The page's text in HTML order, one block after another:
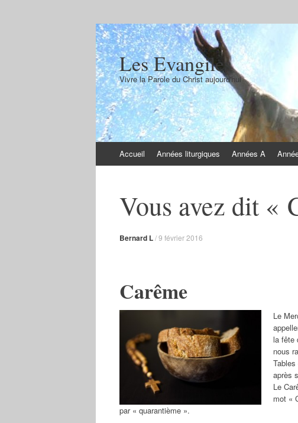
Les Evangiles
Vivre la Parole du Christ aujourd'hui
au
Accueil Années liturgiques Années A
Vous avez dit «
Bernard L/9 février 2016
Carême
Le
la fête
nous
après
Le
mot «
par « quarantième ».